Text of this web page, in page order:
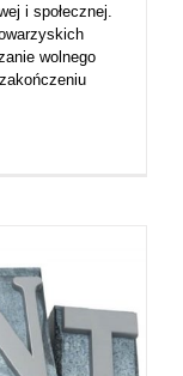
i społecznej.
wolnego